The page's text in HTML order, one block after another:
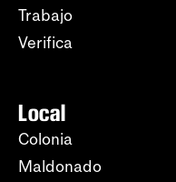
Trabajo
Verifica
Local
Colonia
Maldonado